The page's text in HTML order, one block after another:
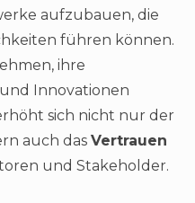
aufzubauen, die
führen können.
ihre
Innovationen
sich nicht nur der
auch das Vertrauen
und Stakeholder.